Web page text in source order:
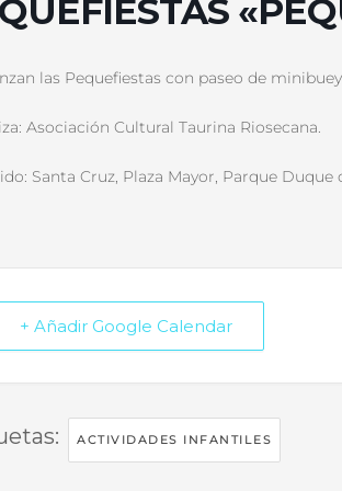
las Pequefiestas con paseo de
Asociación Cultural Taurina Riosecana.
Santa Cruz, Plaza Mayor, Parque Duque
+ Añadir Google Calendar
ACTIVIDADES INFANTILES